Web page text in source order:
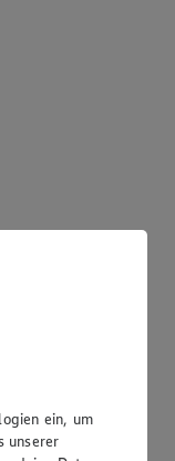
ein, um
unserer